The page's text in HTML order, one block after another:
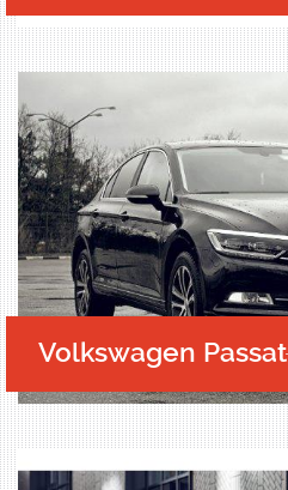
Volkswagen Passat